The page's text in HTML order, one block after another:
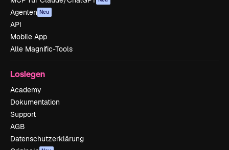
Agenten Neu
API
Mobile App
Alle Magnific-Tools
Loslegen
Academy
Dokumentation
Support
AGB
Datenschutzerklärung